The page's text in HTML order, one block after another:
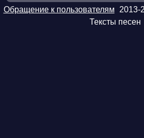
Обращение к пользователям 2013-
Тексты песен